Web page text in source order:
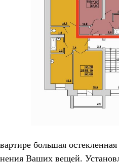
большая
Ваших вещей.